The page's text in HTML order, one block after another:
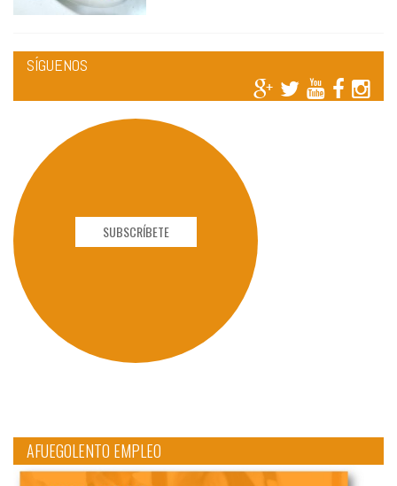
SÍGUENOS
SUBSCRÍBETE
AFUEGOLENTO EMPLEO